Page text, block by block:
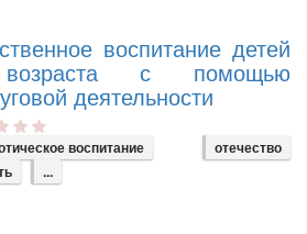
воспитание детей
возраста с помощью
деятельности
воспитание
отечество
...